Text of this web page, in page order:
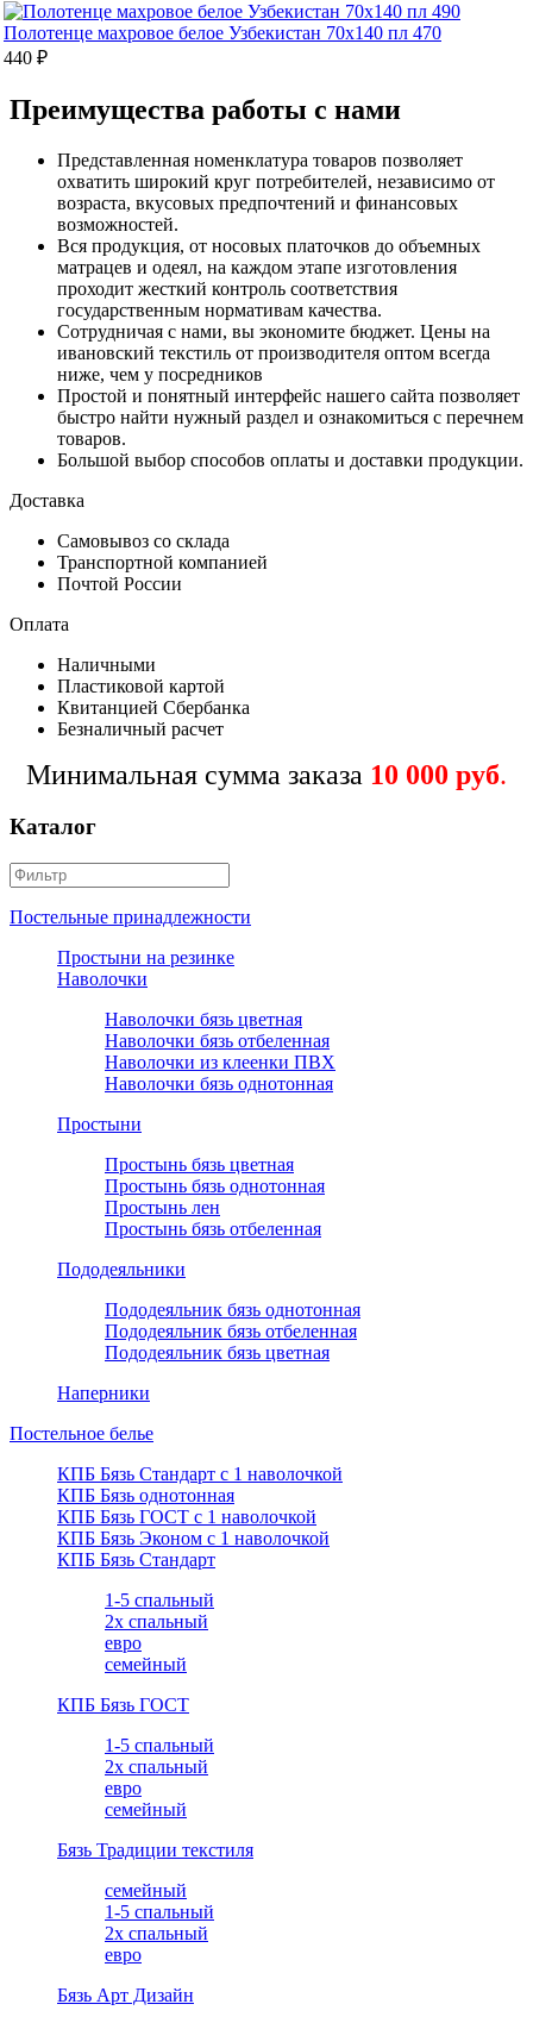
Полотенце махровое белое Узбекистан 70х140 пл 470
440 ₽
Преимущества работы с нами
Представленная номенклатура товаров позволяет
охватить широкий круг потребителей, независимо от
возраста, вкусовых предпочтений и финансовых
возможностей.
Вся продукция, от носовых платочков до объемных
матрацев и одеял, на каждом этапе изготовления
проходит жесткий контроль соответствия
государственным нормативам качества.
Сотрудничая с нами, вы экономите бюджет. Цены на
ивановский текстиль от производителя оптом всегда
ниже, чем у посредников
Простой и понятный интерфейс нашего сайта позволяет
быстро найти нужный раздел и ознакомиться с перечнем
товаров.
Большой выбор способов оплаты и доставки продукции.
Доставка
Самовывоз со склада
Транспортной компанией
Почтой России
Оплата
Наличными
Пластиковой картой
Квитанцией Сбербанка
Безналичный расчет
Минимальная сумма заказа 10 000 руб.
Каталог
Постельные принадлежности
Простыни на резинке
Наволочки
Наволочки бязь цветная
Наволочки бязь отбеленная
Наволочки из клеенки ПВХ
Наволочки бязь однотонная
Простыни
Простынь бязь цветная
Простынь бязь однотонная
Простынь лен
Простынь бязь отбеленная
Пододеяльники
Пододеяльник бязь однотонная
Пододеяльник бязь отбеленная
Пододеяльник бязь цветная
Наперники
Постельное белье
КПБ Бязь Стандарт c 1 наволочкой
КПБ Бязь однотонная
КПБ Бязь ГОСТ c 1 наволочкой
КПБ Бязь Эконом с 1 наволочкой
КПБ Бязь Стандарт
1-5 спальный
2х спальный
евро
семейный
КПБ Бязь ГОСТ
1-5 спальный
2х спальный
евро
семейный
Бязь Традиции текстиля
семейный
1-5 спальный
2х спальный
евро
Бязь Арт Дизайн